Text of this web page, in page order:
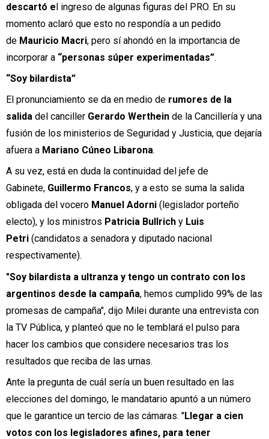
descartó el ingreso de algunas figuras del PRO. En su
momento aclaró que esto no respondía a un pedido
de Mauricio Macri, pero sí ahondó en la importancia de
incorporar a “personas súper experimentadas”.
“Soy bilardista”
El pronunciamiento se da en medio de rumores de la
salida del canciller Gerardo Werthein de la Cancillería y una
fusión de los ministerios de Seguridad y Justicia, que dejaría
afuera a Mariano Cúneo Libarona.
A su vez, está en duda la continuidad del jefe de
Gabinete, Guillermo Francos, y a esto se suma la salida
obligada del vocero Manuel Adorni (legislador porteño
electo), y los ministros Patricia Bullrich y Luis
Petri (candidatos a senadora y diputado nacional
respectivamente).
"Soy bilardista a ultranza y tengo un contrato con los
argentinos desde la campaña, hemos cumplido 99% de las
promesas de campaña", dijo Milei durante una entrevista con
la TV Pública, y planteó que no le temblará el pulso para
hacer los cambios que considere necesarios tras los
resultados que reciba de las urnas.
Ante la pregunta de cuál sería un buen resultado en las
elecciones del domingo, le mandatario apuntó a un número
que le garantice un tercio de las cámaras. "Llegar a cien
votos con los legisladores afines, para tener